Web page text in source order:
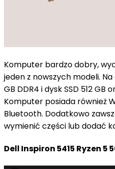
Komputer bardzo dobry,
jeden z nowszych modeli.
GB DDR4 i dysk SSD 512 GB
Komputer posiada również
Bluetooth. Dodatkowo
wymienić części lub dodać
Dell Inspiron 5415 Ryzen 5